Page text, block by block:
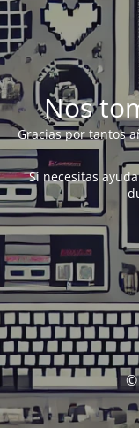
Nos
Gracias por tantos
Si necesitas
©